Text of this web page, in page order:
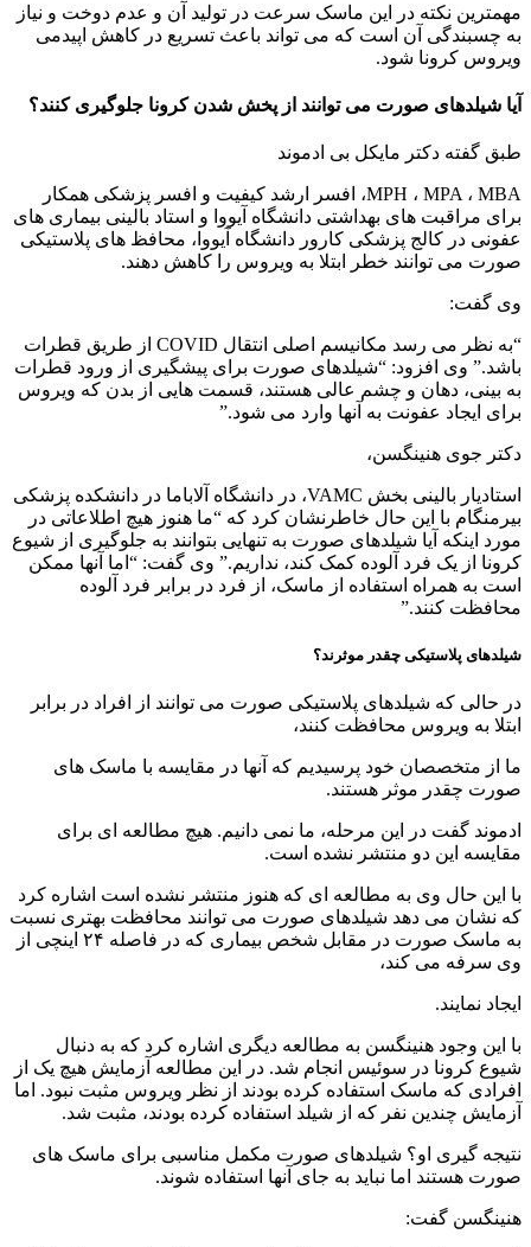
مهمترین نکته در این ماسک سرعت در تولید آن و عدم دوخت و نیاز
به چسبندگی آن است که می تواند باعث تسریع در کاهش اپیدمی
ویروس کرونا شود.
آیا شیلدهای صورت می توانند از پخش شدن کرونا جلوگیری کنند؟
طبق گفته دکتر مایکل بی ادموند
MPH ، MPA ، MBA، افسر ارشد کیفیت و افسر پزشکی همکار
برای مراقبت های بهداشتی دانشگاه آیووا و استاد بالینی بیماری های
عفونی در کالج پزشکی کارور دانشگاه آیووا، محافظ های پلاستیکی
صورت می توانند خطر ابتلا به ویروس را کاهش دهند.
وی گفت:
“به نظر می رسد مکانیسم اصلی انتقال COVID از طریق قطرات
باشد.” وی افزود: “شیلدهای صورت برای پیشگیری از ورود قطرات
به بینی، دهان و چشم عالی هستند، قسمت هایی از بدن که ویروس
برای ایجاد عفونت به آنها وارد می شود.”
دکتر جوی هنینگسن،
استادیار بالینی بخش VAMC، در دانشگاه آلاباما در دانشکده پزشکی
بیرمنگام با این حال خاطرنشان کرد که “ما هنوز هیچ اطلاعاتی در
مورد اینکه آیا شیلدهای صورت به تنهایی بتوانند به جلوگیری از شیوع
کرونا از یک فرد آلوده کمک کند، نداریم.” وی گفت: “اما آنها ممکن
است به همراه استفاده از ماسک، از فرد در برابر فرد آلوده
محافظت کنند.”
شیلدهای پلاستیکی چقدر موثرند؟
در حالی که شیلدهای پلاستیکی صورت می توانند از افراد در برابر
ابتلا به ویروس محافظت کنند،
ما از متخصصان خود پرسیدیم که آنها در مقایسه با ماسک های
صورت چقدر موثر هستند.
ادموند گفت در این مرحله، ما نمی دانیم. هیچ مطالعه ای برای
مقایسه این دو منتشر نشده است.
با این حال وی به مطالعه ای که هنوز منتشر نشده است اشاره کرد
که نشان می دهد شیلدهای صورت می توانند محافظت بهتری نسبت
به ماسک صورت در مقابل شخص بیماری که در فاصله ۲۴ اینچی از
وی سرفه می کند،
ایجاد نمایند.
با این وجود هنینگسن به مطالعه دیگری اشاره کرد که به دنبال
شیوع کرونا در سوئیس انجام شد. در این مطالعه آزمایش هیچ یک از
افرادی که ماسک استفاده کرده بودند از نظر ویروس مثبت نبود. اما
آزمایش چندین نفر که از شیلد استفاده کرده بودند، مثبت شد.
نتیجه گیری او؟ شیلدهای صورت مکمل مناسبی برای ماسک های
صورت هستند اما نباید به جای آنها استفاده شوند.
هنینگسن گفت: